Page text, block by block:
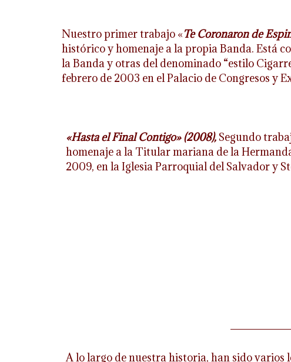
Nuestro primer trabajo «Te Coronaron de
histórico y homenaje a la propia Banda. Está
la Banda y otras del denominado “estilo
febrero de 2003 en el Palacio de Congresos y
«Hasta el Final Contigo» (2008), Segundo
homenaje a la Titular mariana de la
2009, en la Iglesia Parroquial del Salvador y
A lo largo de nuestra historia, han sido varios